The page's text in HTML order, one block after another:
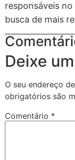
responsáveis
busca de mais
Deixe
O seu endereço
obrigatórios são
Comentário *